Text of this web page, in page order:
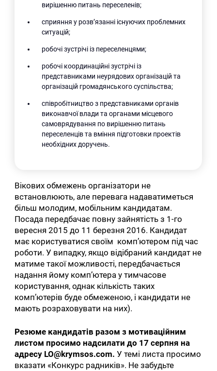
вирішенню питань переселенів;
сприяння у розв’язанні існуючих проблемних
ситуацій;
робочі зустрічі із переселенцями;
робочі координаційні зустрічі із
представниками неурядових організацій та
організацій громадянського суспільства;
співробітництво з представниками органів
виконавчої влади та органами місцевого
самоврядування по вирішенню питань
переселенців та вміння підготовки проектів
необхідних доручень.
Вікових обмежень організатори не
встановлюють, але перевага надаватиметься
більш молодим, мобільним кандидатам.
Посада передбачає повну зайнятість з 1-го
вересня 2015 до 11 березня 2016. Кандидат
має користуватися своїм комп’ютером під час
роботи. У випадку, якщо відібраний кандидат не
матиме такої можливості, передбачається
надання йому комп’ютера у тимчасове
користування, однак кількість таких
комп’ютерів буде обмеженою, і кандидати не
мають розраховувати на них).
Резюме кандидатів разом з мотиваційним
листом просимо надсилати до 17 серпня на
адресу LO@krymsos.com. У темі листа просимо
вказати «Конкурс радників». Не забудьте